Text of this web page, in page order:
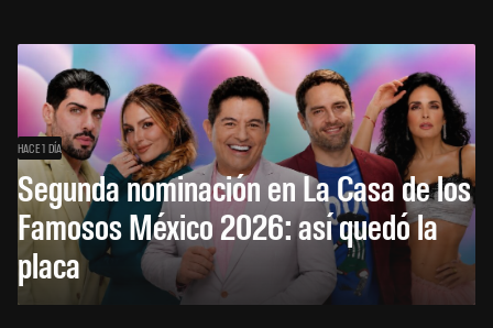
HACE 1 DÍA
Segunda nominación en La Casa de los
Famosos México 2026: así quedó la
placa